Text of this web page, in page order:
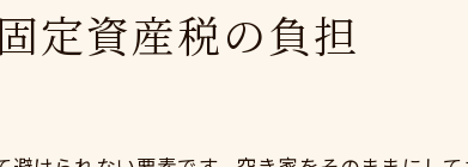
見極め方
定資産税の負担